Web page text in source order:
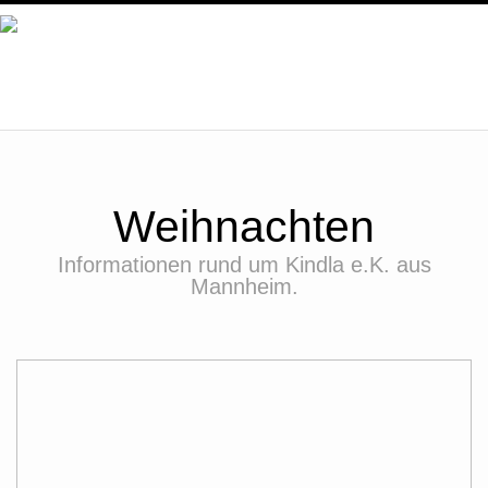
ZERTIFIKATE
Weihnachten
Informationen rund um Kindla e.K. aus
Mannheim.